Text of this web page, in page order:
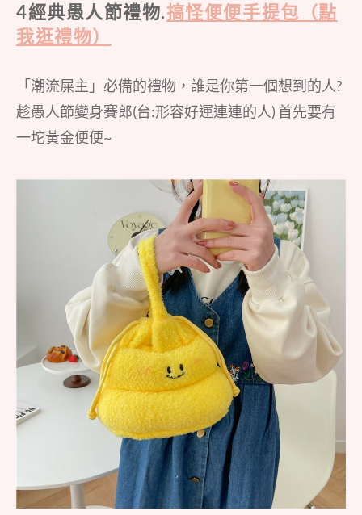
4經典愚人節禮物.搞怪便便手提包（點
我逛禮物）
「潮流屎主」必備的禮物，誰是你第一個想到的人?
趁愚人節變身賽郎(台:形容好運連連的人) 首先要有
一坨黃金便便~